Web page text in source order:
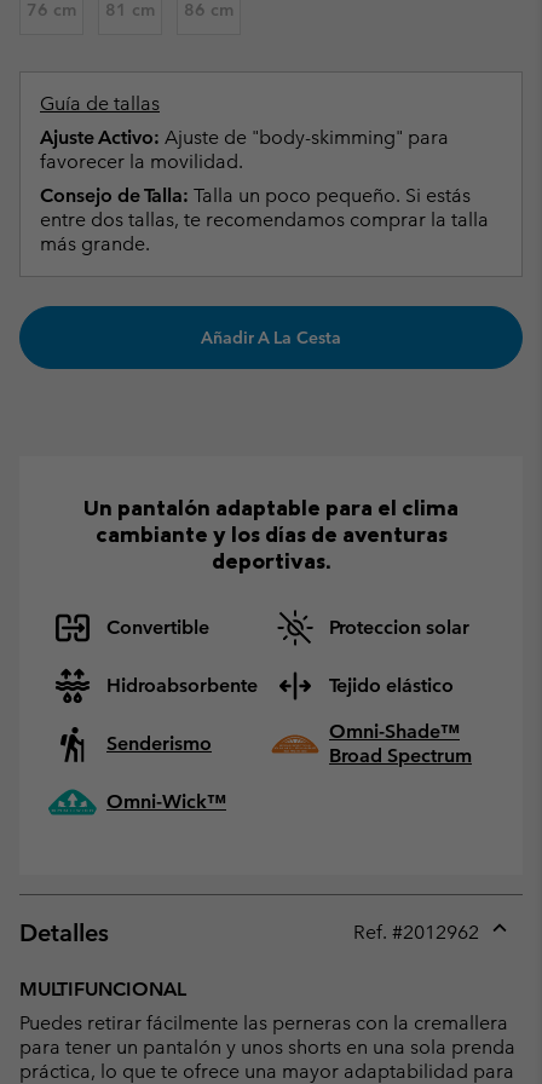
76 cm 81 cm 86 cm
Guía de tallas
Ajuste Activo: Ajuste de "body-skimming" para
favorecer la movilidad.
Consejo de Talla: Talla un poco pequeño. Si estás
entre dos tallas, te recomendamos comprar la talla
más grande.
Añadir A La Cesta
Un pantalón adaptable para el clima
cambiante y los días de aventuras
deportivas.
Convertible Proteccion solar
Hidroabsorbente Tejido elástico
Senderismo
Omni-Shade™
Broad Spectrum
Omni-Wick™
Detalles Ref. #2012962
MULTIFUNCIONAL
Puedes retirar fácilmente las perneras con la cremallera
para tener un pantalón y unos shorts en una sola prenda
práctica, lo que te ofrece una mayor adaptabilidad para